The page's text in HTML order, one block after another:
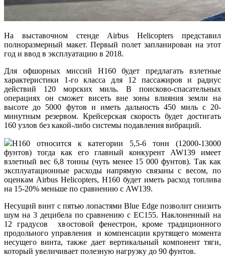
На выставочном стенде Airbus Helicopters представил
полноразмерный макет. Первый полет запланирован на этот
год и ввод в эксплуатацию в 2018.
Для офшорных миссий H160 будет предлагать взлетные
характеристики 1-го класса для 12 пассажиров и радиус
действий 120 морских миль. В поисково-спасательных
операциях он сможет висеть вне зоны влияния земли на
высоте до 5000 футов и иметь дальность 450 миль с 20-
минутным резервом. Крейсерская скорость будет достигать
160 узлов без какой-либо системы подавления вибраций.
H160 относится к категории 5,5-6 тонн (12000-13000
фунтов) тогда как его главный конкурент AW139 имеет
взлетный вес 6,8 тонны (чуть менее 15 000 фунтов). Так как
эксплуатационные расходы напрямую связаны с весом, по
оценкам Airbus Helicopters, H160 будет иметь расход топлива
на 15-20% меньше по сравнению с AW139.
Несущий винт с пятью лопастями Blue Edge позволит снизить
шум на 3 децибела по сравнению с ЕС155. Наклоненный на
12 градусов хвостовой фенестрон, кроме традиционного
продольного управления и компенсации крутящего момента
несущего винта, также дает вертикальный компонент тяги,
который увеличивает полезную нагрузку до 90 фунтов.